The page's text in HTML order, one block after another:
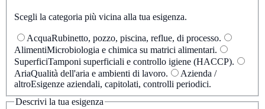
Scegli la categoria più vicina alla tua esigenza.
AcquaRubinetto, pozzo, piscina, reflue, di processo.
AlimentiMicrobiologia e chimica su matrici alimentari.
SuperficiTamponi superficiali e controllo igiene (HACCP).
AriaQualità dell'aria e ambienti di lavoro.
Azienda /
altroEsigenze aziendali, capitolati, controlli periodici.
Descrivi la tua esigenza